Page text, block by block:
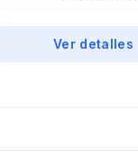
Ver detalles